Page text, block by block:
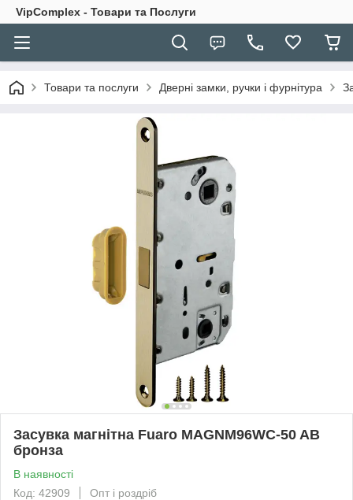
VipComplex - Товари та Послуги
Товари та послуги Дверні замки, ручки і фурнітура
Засувка магнітна Fuaro MAGNM96WC-50 AB
бронза
В наявності
Код: 42909
Опт і роздріб